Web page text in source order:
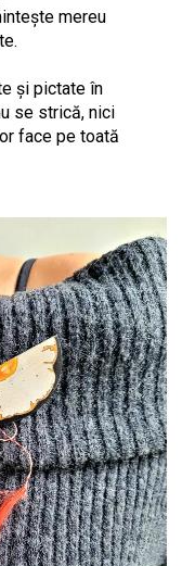
mereu
şi pictate în
se strică, nici
face pe toată